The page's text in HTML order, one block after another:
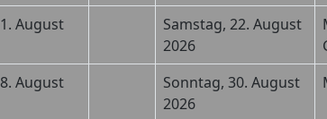
August
Samstag, 22. August
2026
August
Sonntag, 30. August
2026